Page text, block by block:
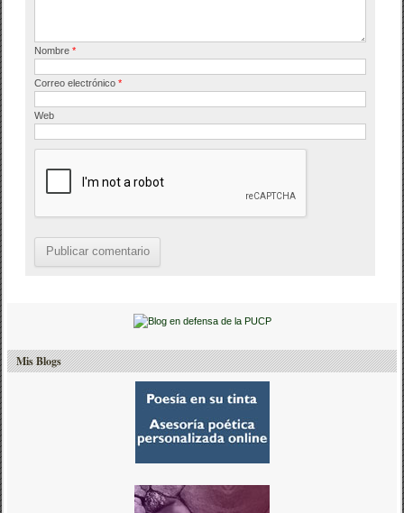
Nombre*
Correo electrónico*
Web
Mis Blogs